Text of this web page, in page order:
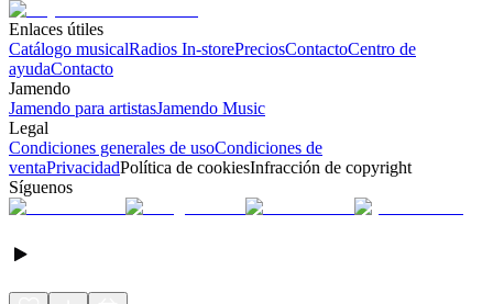
Enlaces útiles
Catálogo musicalRadios In-storePreciosContactoCentro de
ayudaContacto
Jamendo
Jamendo para artistasJamendo Music
Legal
Condiciones generales de usoCondiciones de
ventaPrivacidadPolítica de cookiesInfracción de copyright
Síguenos